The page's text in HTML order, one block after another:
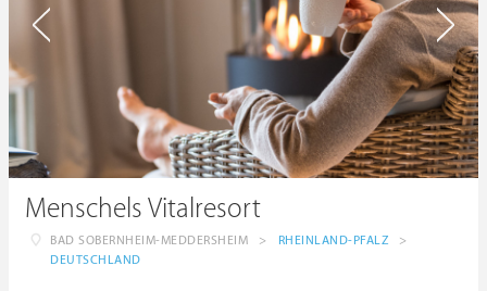
Menschels Vitalresort
BAD SOBERNHEIM-MEDDERSHEIM > RHEINLAND-PFALZ
>
DEUTSCHLAND